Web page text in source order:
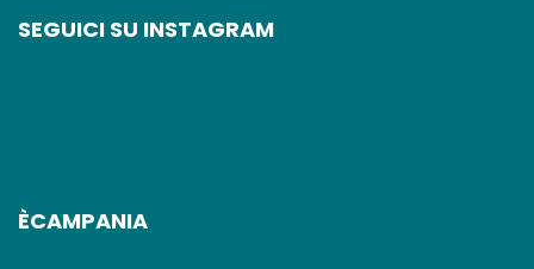
SEGUICI SU INSTAGRAM
ÈCAMPANIA